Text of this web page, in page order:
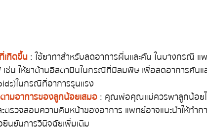
เกิดขึ้น : ใช้ยาทาสำหรับลดอาการผื่นและคัน  ในบางกรณี แ
ช่น ให้ยาต้านฮีสตามีนในกรณีที่มีลมพิษ เพื่อลดอาการคันแ
ในกรณีที่อาการรุนแรง
มอาการของลูกน้อยเสมอ : คุณพ่อคุณแม่ควรพาลูกน้อยไ
ตรวจสอบความคืบหน้าของอาการ แพทย์อาจแนะนำให้ทำ
ยืนยันการวินิจฉัยเพิ่มเติม